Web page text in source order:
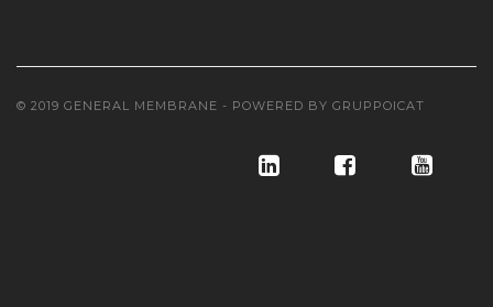
© 2019 GENERAL MEMBRANE - POWERED BY GRUPPOICAT